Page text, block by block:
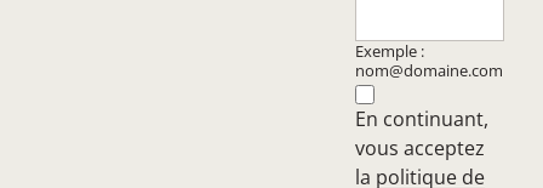
Exemple :
nom@domaine.com
En continuant,
vous acceptez
la politique de